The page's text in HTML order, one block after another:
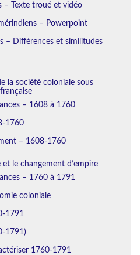
– Texte troué et vidéo
– Powerpoint
– Différences et similitudes
la société coloniale sous
– 1608 à 1760
1760
– 1608-1760
le changement d’empire
– 1760 à 1791
coloniale
1791
1791)
1760-1791